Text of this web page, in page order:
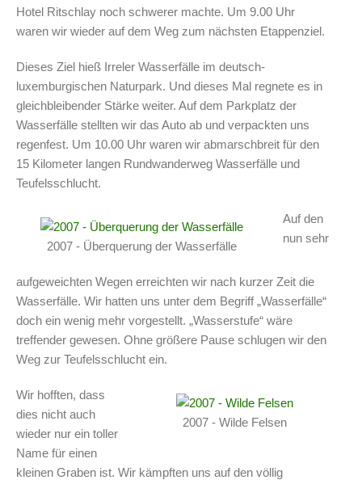
Hotel Ritschlay noch schwerer machte. Um 9.00 Uhr
waren wir wieder auf dem Weg zum nächsten Etappenziel.
Dieses Ziel hieß Irreler Wasserfälle im deutsch-
luxemburgischen Naturpark. Und dieses Mal regnete es in
gleichbleibender Stärke weiter. Auf dem Parkplatz der
Wasserfälle stellten wir das Auto ab und verpackten uns
regenfest. Um 10.00 Uhr waren wir abmarschbreit für den
15 Kilometer langen Rundwanderweg Wasserfälle und
Teufelsschlucht.
2007 - Überquerung der Wasserfälle
Auf den
nun sehr
aufgeweichten Wegen erreichten wir nach kurzer Zeit die
Wasserfälle. Wir hatten uns unter dem Begriff „Wasserfälle“
doch ein wenig mehr vorgestellt. „Wasserstufe“ wäre
treffender gewesen. Ohne größere Pause schlugen wir den
Weg zur Teufelsschlucht ein.
2007 - Wilde Felsen
Wir hofften, dass
dies nicht auch
wieder nur ein toller
Name für einen
kleinen Graben ist. Wir kämpften uns auf den völlig